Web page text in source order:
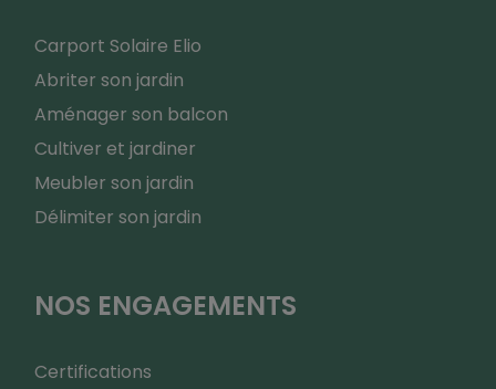
Carport Solaire Elio
Abriter son jardin
Aménager son balcon
Cultiver et jardiner
Meubler son jardin
Délimiter son jardin
NOS ENGAGEMENTS
Certifications